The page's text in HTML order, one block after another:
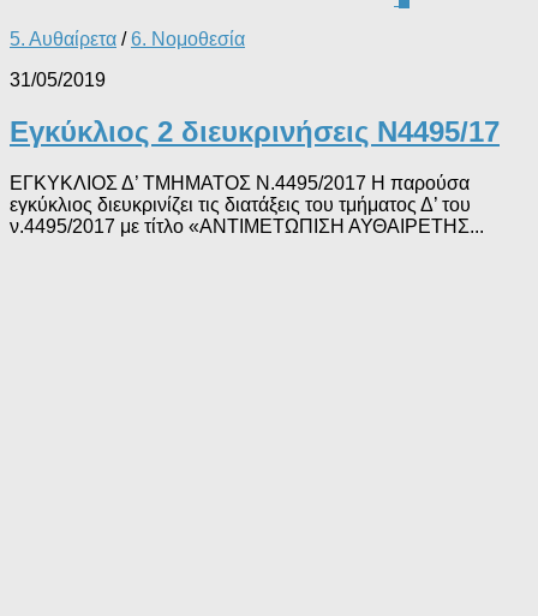
5. Αυθαίρετα /6. Νομοθεσία
31/05/2019
Εγκύκλιος 2 διευκρινήσεις Ν4495/17
ΕΓΚΥΚΛΙΟΣ Δ’ ΤΜΗΜΑΤΟΣ Ν.4495/2017 Η παρούσα
εγκύκλιος διευκρινίζει τις διατάξεις του τμήματος Δ’ του
ν.4495/2017 με τίτλο «ΑΝΤΙΜΕΤΩΠΙΣΗ ΑΥΘΑΙΡΕΤΗΣ...